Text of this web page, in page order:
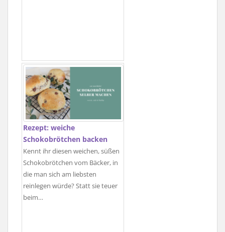
Rezept: weiche
Schokobrötchen backen
Kennt ihr diesen weichen, süßen
Schokobrötchen vom Bäcker, in
die man sich am liebsten
reinlegen würde? Statt sie teuer
beim…